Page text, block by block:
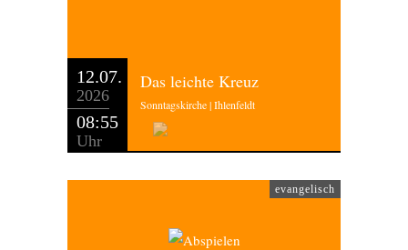
12.07.
2026
08:55
Uhr
Das leichte Kreuz
Sonntagskirche | Ihlenfeldt
evangelisch